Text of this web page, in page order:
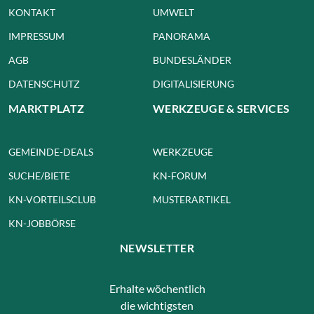
KONTAKT
IMPRESSUM
AGB
DATENSCHUTZ
UMWELT
PANORAMA
BUNDESLÄNDER
DIGITALISIERUNG
MARKTPLATZ
GEMEINDE-DEALS
SUCHE/BIETE
KN-VORTEILSCLUB
KN-JOBBÖRSE
WERKZEUGE & SERVICES
WERKZEUGE
KN-FORUM
MUSTERARTIKEL
NEWSLETTER
Erhalte wöchentlich
die wichtigsten